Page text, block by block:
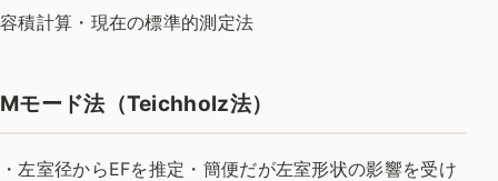
容積計算 ・現在の標準的測定法
Mモード法（Teichholz法）
・左室径からEFを推定 ・簡便だが左室形状の影響を受け